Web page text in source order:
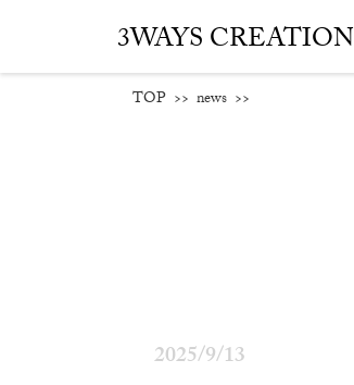
3WAYS CREATION
TOP >> news >>
2025/9/13